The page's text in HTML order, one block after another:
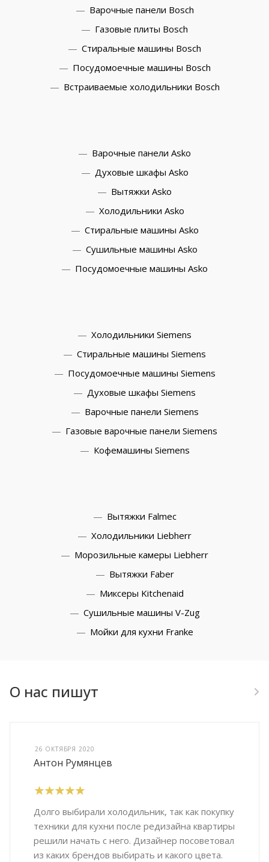
Варочные панели Bosch
Газовые плиты Bosch
Стиральные машины Bosch
Посудомоечные машины Bosch
Встраиваемые холодильники Bosch
Варочные панели Asko
Духовые шкафы Asko
Вытяжки Asko
Холодильники Asko
Стиральные машины Asko
Сушильные машины Asko
Посудомоечные машины Asko
Холодильники Siemens
Стиральные машины Siemens
Посудомоечные машины Siemens
Духовые шкафы Siemens
Варочные панели Siemens
Газовые варочные панели Siemens
Кофемашины Siemens
Вытяжки Falmec
Холодильники Liebherr
Морозильные камеры Liebherr
Вытяжки Faber
Миксеры Kitchenaid
Сушильные машины V-Zug
Мойки для кухни Franke
О нас пишут
26 ОКТЯБРЯ 2020
Антон Румянцев
Долго выбирали холодильник, так как покупку
техники для кухни после редизайна квартиры
решили начать с него. Дизайнер посоветовал
из каких брендов выбирать и какого цвета.